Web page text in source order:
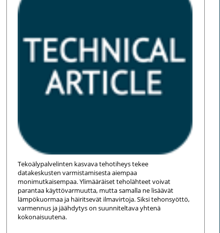
Tekoälypalvelinten kasvava tehotiheys tekee
datakeskusten varmistamisesta aiempaa
monimutkaisempaa. Ylimääräiset teholähteet voivat
parantaa käyttövarmuutta, mutta samalla ne lisäävät
lämpökuormaa ja häiritsevät ilmavirtoja. Siksi tehonsyöttö,
varmennus ja jäähdytys on suunniteltava yhtenä
kokonaisuutena.